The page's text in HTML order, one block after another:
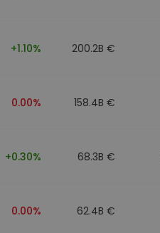
+1.10% 200.2B €
0.00% 158.4B €
+0.30% 68.3B €
0.00% 62.4B €